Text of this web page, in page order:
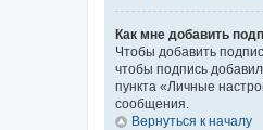
Как мне добавить
Чтобы добавить
чтобы подпись
пункта «Личные
сообщения.
Вернуться к началу